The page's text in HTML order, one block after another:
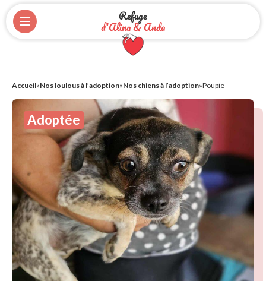
Refuge
d'Alina & Anda
Accueil»Nos loulous à l’adoption»Nos chiens à l’adoption»Poupie
Adoptée